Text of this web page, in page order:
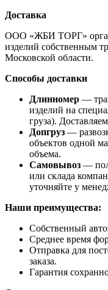
Доставка
ООО «ЖБИ ТОРГ»
изделий собственным
Московской области.
Способы доставки
Длинномер —
изделий на
груза).
Допгруз —
объектов одной
объема.
Самовывоз —
или склада
уточняйте у
Наши преимущества:
Собственный
Среднее время
Отправка для
заказа.
Гарантия